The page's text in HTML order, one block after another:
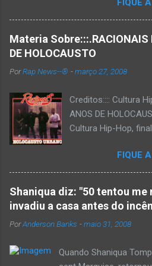
Materia Sobre:::.RACIONAIS
DE HOLOCAUSTO
PorRap News--® -março 27, 2008
Creditos:::: Cultura
ANOS DE
Cultura Hip-Hop,
que há muito
espécie de "ensaio-
importante do rap
anos agora em
Urbano", do grupo
Como de costume,
que o brasileiro não
FIQUE
Shaniqua diz: "50 tentou me
invadiu a casa antes do
PorAnderson Banks -maio 31, 2008
Quando Shaniqua